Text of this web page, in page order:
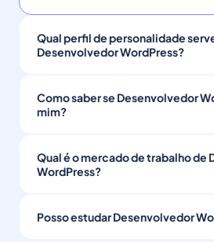
Qual perfil de personalidade
Desenvolvedor WordPress?
Como saber se Desenvolvedor
mim?
Qual é o mercado de trabalho de
WordPress?
Posso estudar Desenvolvedor